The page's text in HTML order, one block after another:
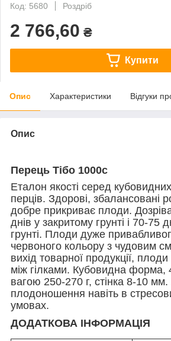
Код: 5680
Роздріб
2 766,60 ₴
Купити
Опис Характеристики Відгуки
Опис
Перець Тібо 1000с
Еталон якості серед
перців. Здорові, збалансовані
добре прикриває плоди.
днів у закритому грунті і 70-75
грунті. Плоди дуже
червоного кольору з чудовим
вихід товарної продукції,
між гілками. Кубовидна форма,
вагою 250-270 г, стінка 8-10 мм.
плодоношення навіть в
умовах.
ДОДАТКОВА ІНФОРМАЦІЯ